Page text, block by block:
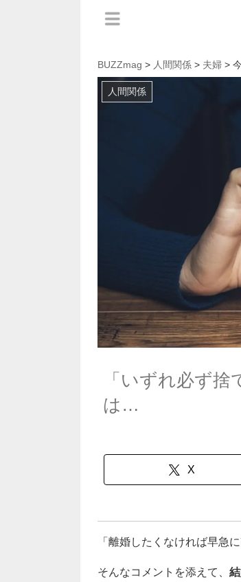
BUZZmag > 人間関係 > 夫婦 >
人間関係
「いずれ必ず
は…
X
「離婚したくなければ早急
そんなコメントを添えて、